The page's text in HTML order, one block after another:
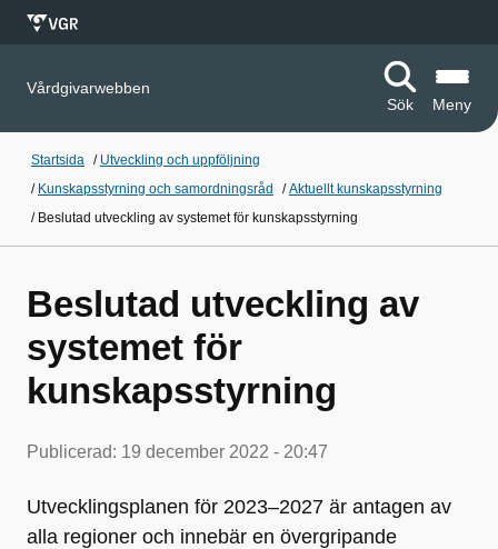
Vårdgivarwebben
Sök
Meny
Startsida / Utveckling och uppföljning
/ Kunskapsstyrning och samordningsråd /Aktuellt kunskapsstyrning
/ Beslutad utveckling av systemet för kunskapsstyrning
Beslutad utveckling av
systemet för
kunskapsstyrning
Publicerad: 19 december 2022 - 20:47
Utvecklingsplanen för 2023–2027 är antagen av
alla regioner och innebär en övergripande